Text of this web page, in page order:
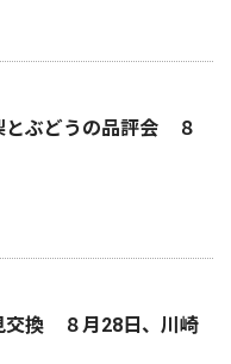
ぶどうの品評会 ８
交換 ８月28日、川崎